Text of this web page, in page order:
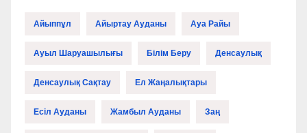
Айыппұл Айыртау Ауданы Ауа Райы
Ауыл Шаруашылығы Білім Беру Денсаулық
Денсаулық Сақтау Ел Жаңалықтары
Есіл Ауданы Жамбыл Ауданы Заң